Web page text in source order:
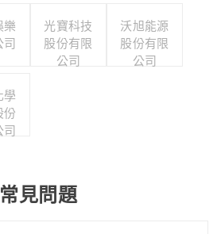
限公司台
灣分公司
樂
司
光寶科技
股份有限
公司
沃旭能源
股份有限
公司
學
份
司
見問題